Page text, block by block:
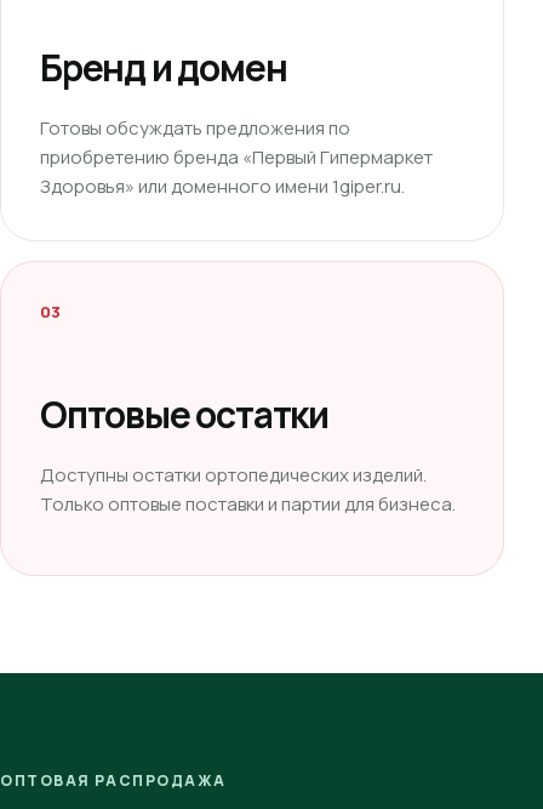
Бренд и домен
Готовы обсуждать предложения по
приобретению бренда «Первый Гипермаркет
Здоровья» или доменного имени 1giper.ru.
03
Оптовые остатки
Доступны остатки ортопедических изделий.
Только оптовые поставки и партии для бизнеса.
ОПТОВАЯ РАСПРОДАЖА